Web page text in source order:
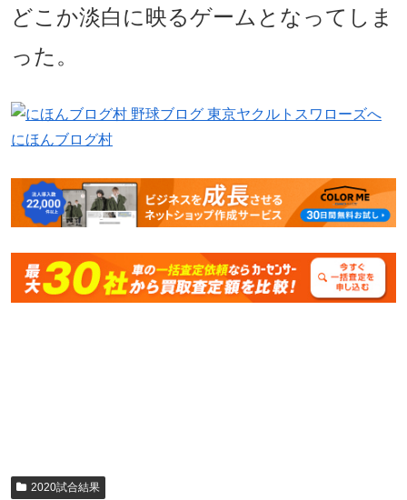
どこか淡白に映るゲームとなってしま
った。
にほんブログ村
2020試合結果